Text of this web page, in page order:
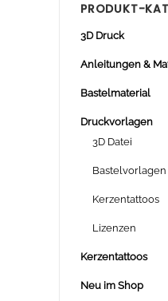
PRODUKT-
3D Druck
Anleitungen &
Bastelmaterial
Druckvorlagen
3D Datei
Bastelvorlagen
Kerzentattoos
Lizenzen
Kerzentattoos
Neu im Shop